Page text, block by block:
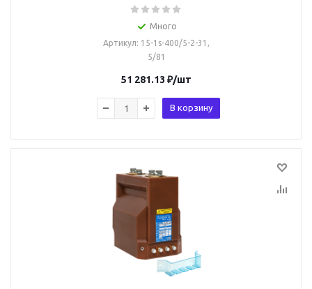
Много
Артикул: 15-1s-400/5-2-31,
5/81
51 281.13 ₽/шт
В корзину